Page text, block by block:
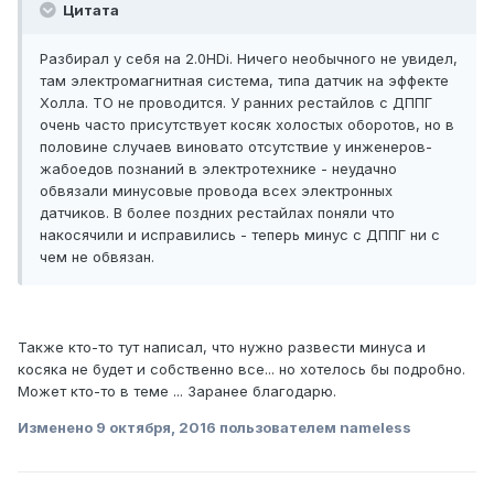
Цитата
Разбирал у себя на 2.0HDi. Ничего необычного не увидел,
там электромагнитная система, типа датчик на эффекте
Холла. ТО не проводится. У ранних рестайлов с ДППГ
очень часто присутствует косяк холостых оборотов, но в
половине случаев виновато отсутствие у инженеров-
жабоедов познаний в электротехнике - неудачно
обвязали минусовые провода всех электронных
датчиков. В более поздних рестайлах поняли что
накосячили и исправились - теперь минус с ДППГ ни с
чем не обвязан.
Также кто-то тут написал, что нужно развести минуса и
косяка не будет и собственно все... но хотелось бы подробно.
Может кто-то в теме ... Заранее благодарю.
Изменено 9 октября, 2016 пользователем nameless